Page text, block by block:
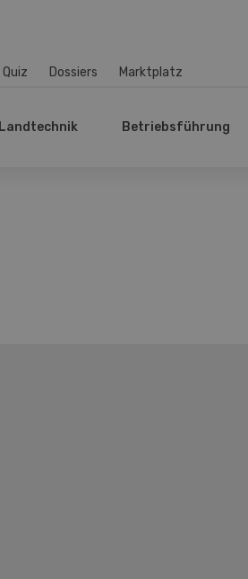
Quiz Dossiers Marktplatz
Landtechnik Betriebsführung